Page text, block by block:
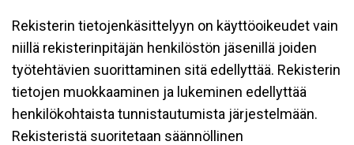
Rekisterin tietojenkäsittelyyn on käyttöoikeudet vain
niillä rekisterinpitäjän henkilöstön jäsenillä joiden
työtehtävien suorittaminen sitä edellyttää. Rekisterin
tietojen muokkaaminen ja lukeminen edellyttää
henkilökohtaista tunnistautumista järjestelmään.
Rekisteristä suoritetaan säännöllinen